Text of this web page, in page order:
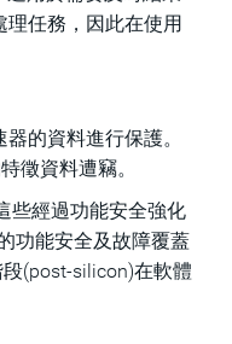
理任務，因此在使用
的資料進行保護。
徵資料遭竊。
些經過功能安全強化
功能安全及故障覆蓋
(post-silicon)在軟體